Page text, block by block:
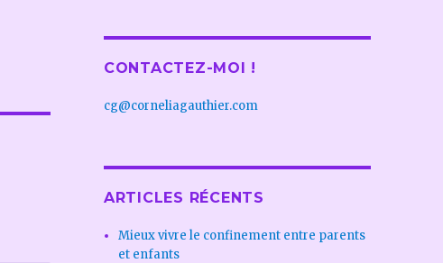
CONTACTEZ-MOI !
cg@corneliagauthier.com
ARTICLES RÉCENTS
Mieux vivre le confinement entre parents
et enfants